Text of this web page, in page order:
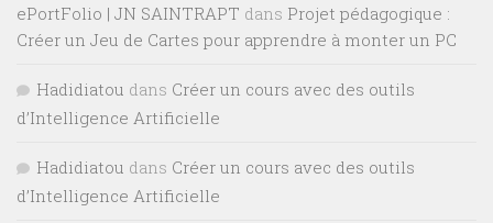
ePortFolio | JN SAINTRAPT dans Projet pédagogique :
Créer un Jeu de Cartes pour apprendre à monter un PC
Hadidiatou dans Créer un cours avec des outils
d’Intelligence Artificielle
Hadidiatou dans Créer un cours avec des outils
d’Intelligence Artificielle